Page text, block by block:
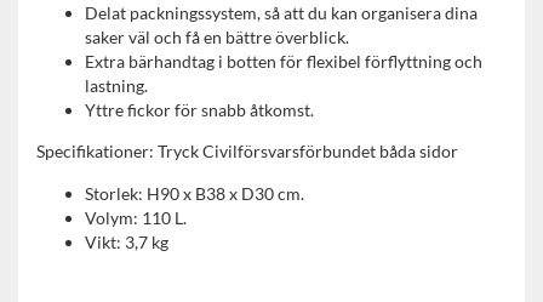
Delat packningssystem, så att du kan organisera dina
saker väl och få en bättre överblick.
Extra bärhandtag i botten för flexibel förflyttning och
lastning.
Yttre fickor för snabb åtkomst.
Specifikationer: Tryck Civilförsvarsförbundet båda sidor
Storlek: H90 x B38 x D30 cm.
Volym: 110 L.
Vikt: 3,7 kg